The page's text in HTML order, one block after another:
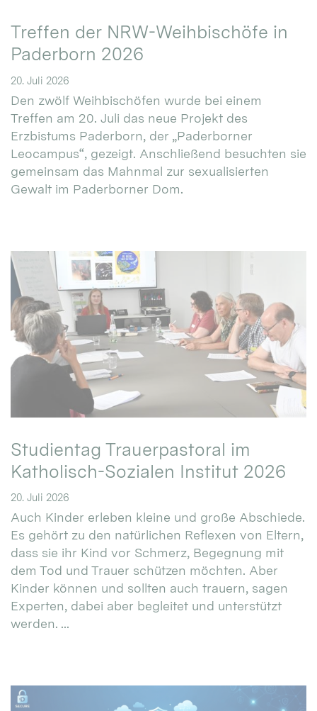
Treffen der NRW-Weihbischöfe in
Paderborn 2026
20. Juli 2026
Den zwölf Weihbischöfen wurde bei einem
Treffen am 20. Juli das neue Projekt des
Erzbistums Paderborn, der „Paderborner
Leocampus“, gezeigt. Anschließend besuchten sie
gemeinsam das Mahnmal zur sexualisierten
Gewalt im Paderborner Dom.
Studientag Trauerpastoral im
Katholisch-Sozialen Institut 2026
20. Juli 2026
Auch Kinder erleben kleine und große Abschiede.
Es gehört zu den natürlichen Reflexen von Eltern,
dass sie ihr Kind vor Schmerz, Begegnung mit
dem Tod und Trauer schützen möchten. Aber
Kinder können und sollten auch trauern, sagen
Experten, dabei aber begleitet und unterstützt
werden. ...